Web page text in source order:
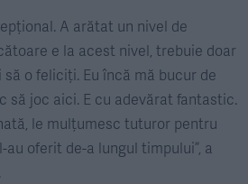
A arătat un nivel de
e la acest nivel, trebuie doar
o feliciți. Eu încă mă bucur de
să joc aici. E cu adevărat fantastic.
le mulțumesc tuturor pentru
oferit de-a lungul timpului”, a